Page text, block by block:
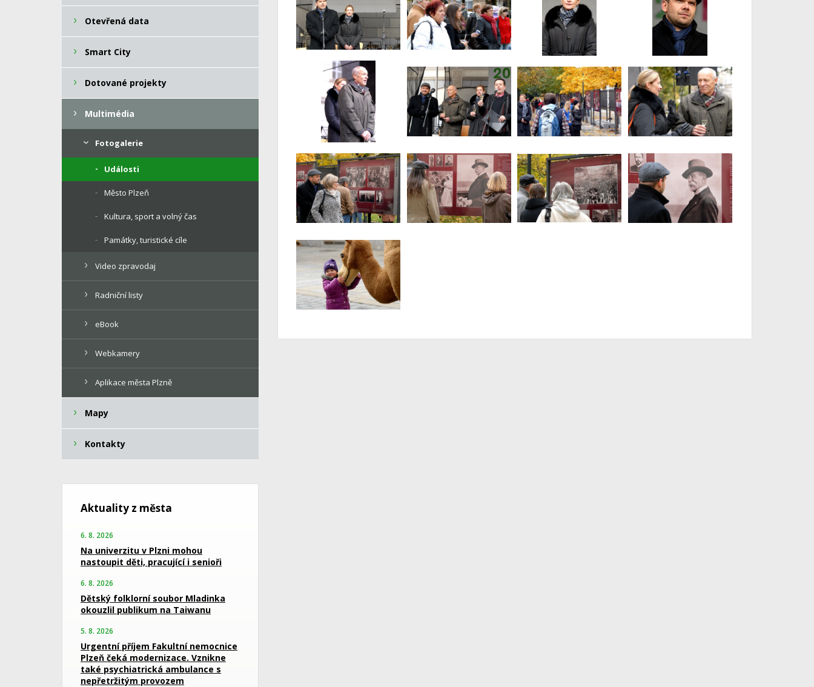
Otevřená data
Smart City
Dotované projekty
Multimédia
Fotogalerie
Události
Město Plzeň
Kultura, sport a volný čas
Památky, turistické cíle
Video zpravodaj
Radniční listy
eBook
Webkamery
Aplikace města Plzně
Mapy
Kontakty
Aktuality z města
6. 8. 2026
Na univerzitu v Plzni mohou
nastoupit děti, pracující i senioři
6. 8. 2026
Dětský folklorní soubor Mladinka
okouzlil publikum na Taiwanu
5. 8. 2026
Urgentní příjem Fakultní nemocnice
Plzeň čeká modernizace. Vznikne
také psychiatrická ambulance s
nepřetržitým provozem